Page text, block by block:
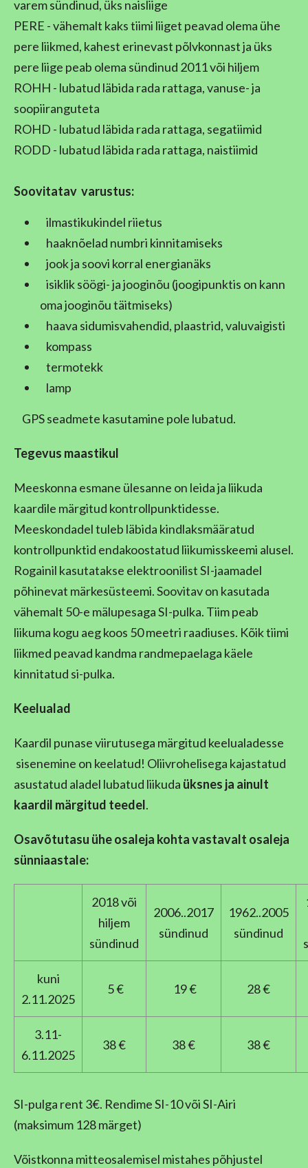
varem sündinud, üks naisliige
PERE - vähemalt kaks tiimi liiget peavad olema ühe
pere liikmed, kahest erinevast põlvkonnast ja üks
pere liige peab olema sündinud 2011 või hiljem
ROHH - lubatud läbida rada rattaga, vanuse- ja
soopiiranguteta
ROHD - lubatud läbida rada rattaga, segatiimid
RODD - lubatud läbida rada rattaga, naistiimid
Soovitatav varustus:
ilmastikukindel riietus
haaknõelad numbri kinnitamiseks
jook ja soovi korral energianäks
isiklik söögi- ja jooginõu (joogipunktis on kann
oma jooginõu täitmiseks)
haava sidumisvahendid, plaastrid, valuvaigisti
kompass
termotekk
lamp
GPS seadmete kasutamine pole lubatud.
Tegevus maastikul
Meeskonna esmane ülesanne on leida ja liikuda
kaardile märgitud kontrollpunktidesse.
Meeskondadel tuleb läbida kindlaksmääratud
kontrollpunktid endakoostatud liikumisskeemi alusel.
Rogainil kasutatakse elektroonilist SI-jaamadel
põhinevat märkesüsteemi. Soovitav on kasutada
vähemalt 50-e mälupesaga SI-pulka. Tiim peab
liikuma kogu aeg koos 50 meetri raadiuses. Kõik tiimi
liikmed peavad kandma randmepaelaga käele
kinnitatud si-pulka.
Keelualad
Kaardil punase viirutusega märgitud keelualadesse
sisenemine on keelatud! Oliivrohelisega kajastatud
asustatud aladel lubatud liikuda üksnes ja ainult
kaardil märgitud teedel.
Osavõtutasu ühe osaleja kohta vastavalt osaleja
sünniaastale:
2018 või
hiljem
sündinud
2006..2017
sündinud
1962..2005
sündinud
kuni
2.11.2025
5 € 19 € 28 €
3.11-
6.11.2025
38 € 38 € 38 €
SI-pulga rent 3€. Rendime SI-10 või SI-Airi
(maksimum 128 märget)
Võistkonna mitteosalemisel mistahes põhjustel